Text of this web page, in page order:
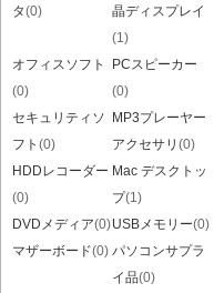
タ(0)
晶ディスプレイ
(1)
オフィスソフト
(0)
PCスピーカー
(0)
セキュリティソ
フト (0)
MP3プレーヤー
アクセサリ (0)
HDDレコーダー
(0)
Mac デスクトッ
プ(1)
DVDメディア(0)USBメモリー(0)
マザーボード(0) パソコンサプラ
イ品(0)